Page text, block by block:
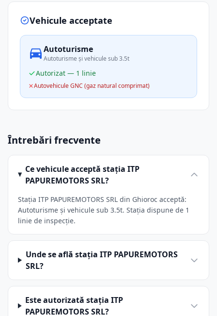
Vehicule acceptate
Autoturisme
Autoturisme și vehicule sub 3.5t
Autorizat — 1 linie
Autovehicule GNC (gaz natural comprimat)
Întrebări frecvente
Ce vehicule acceptă stația ITP
PAPUREMOTORS SRL?
Stația ITP PAPUREMOTORS SRL din Ghioroc acceptă:
Autoturisme și vehicule sub 3.5t. Stația dispune de 1
linie de inspecție.
Unde se află stația ITP PAPUREMOTORS
SRL?
Este autorizată stația ITP
PAPUREMOTORS SRL?